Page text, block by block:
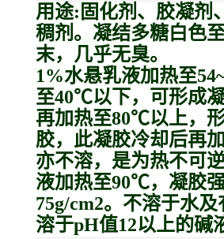
用途:固化剂、胶凝剂
稠剂。凝结多糖白色
末，几乎无臭。
1%水悬乳液加热至
至40℃以下，可形成
再加热至80℃以上，
胶，此凝胶冷却后再
亦不溶，是为热不可
液加热至90℃，凝胶
75g/cm2。不溶于水及
溶于pH值12以上的碱